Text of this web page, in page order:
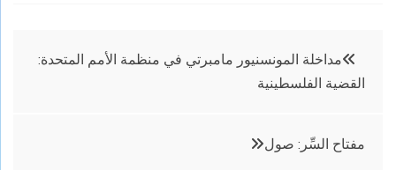
تصفّح
المقالات
مداخلة المونسنيور مامبرتي في منظمة الأمم المتحدة:
القضية الفلسطينية
مفتاح السِّر: صول